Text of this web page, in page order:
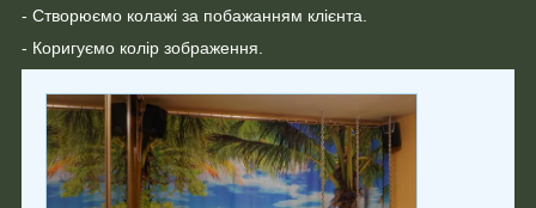
- Створюємо колажі за побажанням клієнта.
- Коригуємо колір зображення.